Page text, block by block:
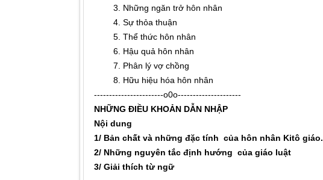
3. Những ngăn trở hôn nhân
4. Sự thỏa thuận
5. Thể thức hôn nhân
6. Hậu quả hôn nhân
7. Phân lý vợ chồng
8. Hữu hiệu hóa hôn nhân
-----------------------o0o---------------------
NHỮNG ĐIỀU KHOẢN DẪN NHẬP
Nội dung
1/ Bản chất và những đặc tính của hôn nhân Kitô giáo.
2/ Những nguyên tắc định hướng của giáo luật
3/ Giải thích từ ngữ